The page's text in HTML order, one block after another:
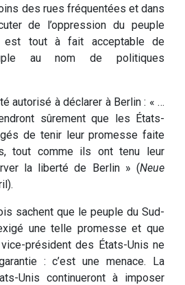
des rues fréquentées et dans
de l’oppression du peuple
est tout à fait acceptable de
au nom de politiques
autorisé à déclarer à Berlin : « …
sûrement que les États-
de tenir leur promesse faite
tout comme ils ont tenu leur
la liberté de Berlin » (Neue
sachent que le peuple du Sud-
une telle promesse et que
président des États-Unis ne
: c’est une menace. La
Unis continueront à imposer